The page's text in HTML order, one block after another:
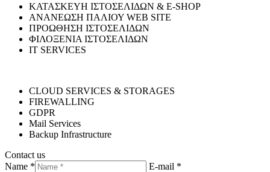
ΚΑΤΑΣΚΕΥΗ ΙΣΤΟΣΕΛΙΔΩΝ & E-SHOP
ΑΝΑΝΕΩΣΗ ΠΑΛΙΟΥ WEB SITE
ΠΡΟΩΘΗΣΗ ΙΣΤΟΣΕΛΙΔΩΝ
ΦΙΛΟΞΕΝΙΑ ΙΣΤΟΣΕΛΙΔΩΝ
IT SERVICES
CLOUD SERVICES & STORAGES
FIREWALLING
GDPR
Mail Services
Backup Infrastructure
Contact us
Name *
E-mail *